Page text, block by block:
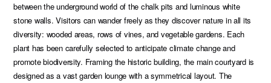
between the underground world of the chalk pits and luminous white
stone walls. Visitors can wander freely as they discover nature in all its
diversity: wooded areas, rows of vines, and vegetable gardens. Each
plant has been carefully selected to anticipate climate change and
promote biodiversity. Framing the historic building, the main courtyard is
designed as a vast garden lounge with a symmetrical layout. The